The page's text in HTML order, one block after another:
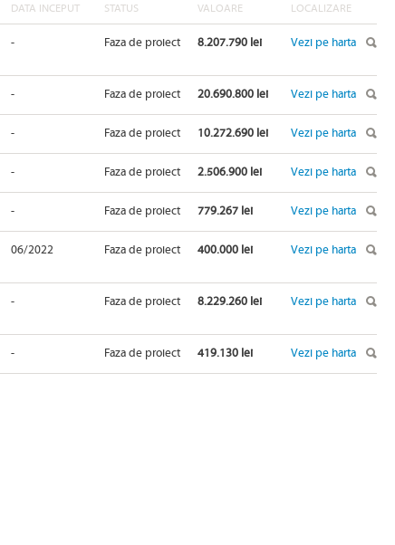
DATA INCEPUT STATUS VALOARE LOCALIZARE
- Faza de proiect 8.207.790 lei Vezi pe harta
- Faza de proiect 20.690.800 lei Vezi pe harta
- Faza de proiect 10.272.690 lei Vezi pe harta
- Faza de proiect 2.506.900 lei Vezi pe harta
- Faza de proiect 779.267 lei Vezi pe harta
06/2022 Faza de proiect 400.000 lei Vezi pe harta
- Faza de proiect 8.229.260 lei Vezi pe harta
- Faza de proiect 419.130 lei Vezi pe harta